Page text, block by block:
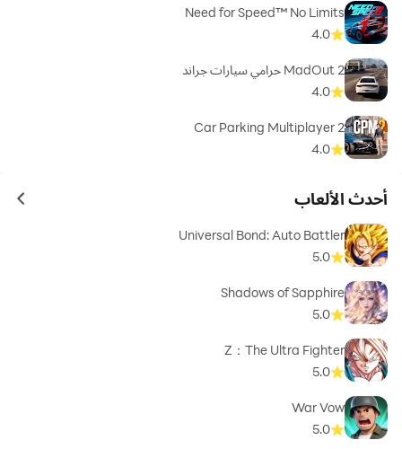
Need for Speed™ No Limits
4.0
MadOut 2 حرامي سيارات جراند
4.0
Car Parking Multiplayer 2
4.0
أحدث الألعاب
Universal Bond: Auto Battler
5.0
Shadows of Sapphire
5.0
Z：The Ultra Fighter
5.0
War Vow
5.0